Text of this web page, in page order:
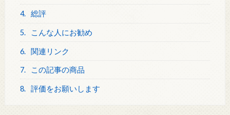
4. 総評
5. こんな人にお勧め
6. 関連リンク
7. この記事の商品
8. 評価をお願いします